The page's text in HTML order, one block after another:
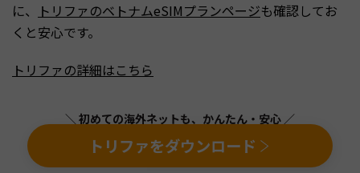
に、
トリファのベトナムeSIMプランページも確認してお
くと安心です。
トリファの詳細はこちら
＼ 初めての海外ネットも、かんたん・安心 ／
トリファをダウンロード